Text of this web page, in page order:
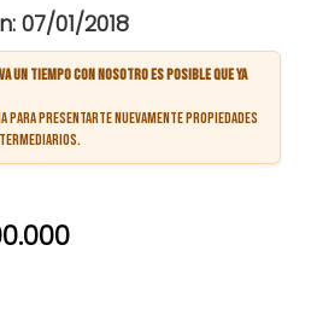
07/01/2018
un tiempo con nosotro es posible que ya
para presentarte nuevamente propiedades